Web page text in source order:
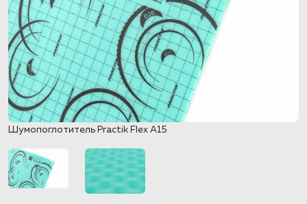
Шумопоглотитель Practik Flex А15